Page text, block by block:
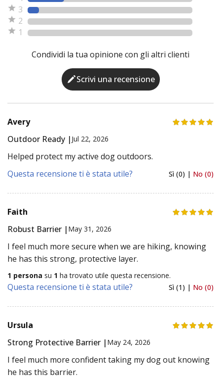
3
2
1
Condividi la tua opinione con gli altri clienti
Scrivi una recensione
Avery
Outdoor Ready | Jul 22, 2026
Helped protect my active dog outdoors.
Questa recensione ti è stata utile?
Sì (0) | No (0)
Faith
Robust Barrier | May 31, 2026
I feel much more secure when we are hiking, knowing
he has this strong, protective layer.
1 persona su 1 ha trovato utile questa recensione.
Questa recensione ti è stata utile? Sì (1) | No (0)
Ursula
Strong Protective Barrier | May 24, 2026
I feel much more confident taking my dog out knowing
he has this barrier.